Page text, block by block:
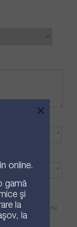
*
*
navigator pentru
online.
gamă
și
la
la
×